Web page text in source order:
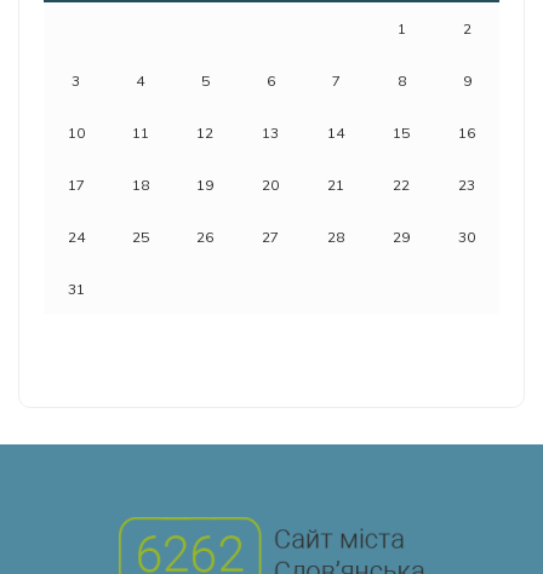
1 2
3 4 5 6 7 8 9
10 11 12 13 14 15 16
17 18 19 20 21 22 23
24 25 26 27 28 29 30
31